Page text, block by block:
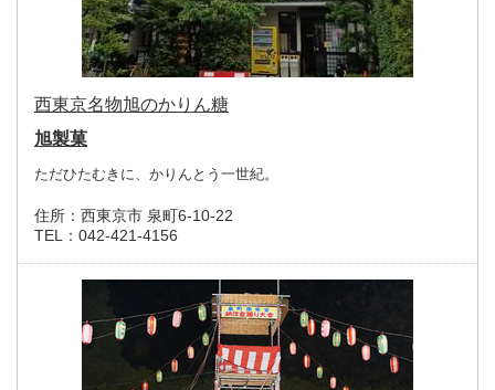
西東京名物旭のかりん糖
旭製菓
ただひたむきに、かりんとう一世紀。
住所： 西東京市 泉町6-10-22
TEL： 042-421-4156